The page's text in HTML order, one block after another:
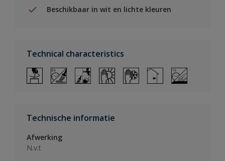
Beschikbaar in wit en lichte kleuren
Technical characteristics
Technische informatie
Afwerking
N.v.t